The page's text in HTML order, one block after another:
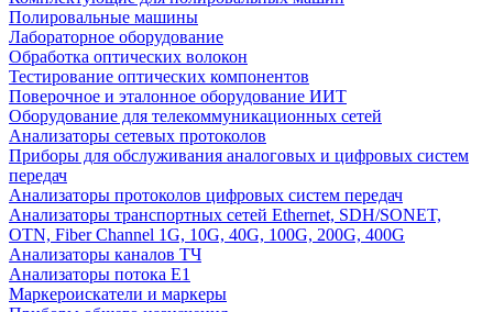
Полировальные машины
Лабораторное оборудование
Обработка оптических волокон
Тестирование оптических компонентов
Поверочное и эталонное оборудование ИИТ
Оборудование для телекоммуникационных сетей
Анализаторы сетевых протоколов
Приборы для обслуживания аналоговых и цифровых систем
передач
Анализаторы протоколов цифровых систем передач
Анализаторы транспортных сетей Ethernet, SDH/SONET,
OTN, Fiber Channel 1G, 10G, 40G, 100G, 200G, 400G
Анализаторы каналов ТЧ
Анализаторы потока Е1
Маркероискатели и маркеры